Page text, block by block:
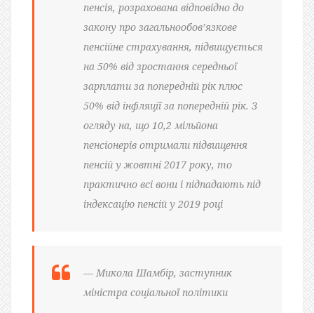
пенсія, розрахована відповідно до
закону про загальнообов’язкове
пенсійне страхування, підвищується
на 50% від зростання середньої
зарплати за попередній рік плюс
50% від інфляції за попередній рік. З
огляду на, що 10,2 мільйона
пенсіонерів отримали підвищення
пенсій у жовтні 2017 року, то
практично всі вони і підпадають під
індексацію пенсій у 2019 році
— Микола Шамбір, заступник
міністра соціальної політики